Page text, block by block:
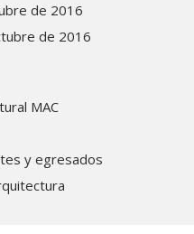
de 2016
de 2016
MAC
y egresados